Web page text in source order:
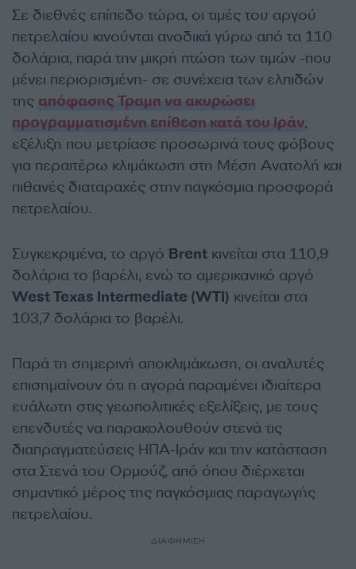
Σε διεθνές επίπεδο τώρα, οι τιμές του αργού
πετρελαίου κινούνται ανοδικά γύρω από τα 110
δολάρια, παρά την μικρή πτώση των τιμών -που
μένει περιορισμένη- σε συνέχεια των ελπιδών
της απόφασης Τραμπ να ακυρώσει
προγραμματισμένη επίθεση κατά του Ιράν,
εξέλιξη που μετρίασε προσωρινά τους φόβους
για περαιτέρω κλιμάκωση στη Μέση Ανατολή και
πιθανές διαταραχές στην παγκόσμια προσφορά
πετρελαίου.
Συγκεκριμένα, το αργό Brent κινείται στα 110,9
δολάρια το βαρέλι, ενώ το αμερικανικό αργό
West Texas Intermediate (WTI) κινείται στα
103,7 δολάρια το βαρέλι.
Παρά τη σημερινή αποκλιμάκωση, οι αναλυτές
επισημαίνουν ότι η αγορά παραμένει ιδιαίτερα
ευάλωτη στις γεωπολιτικές εξελίξεις, με τους
επενδυτές να παρακολουθούν στενά τις
διαπραγματεύσεις ΗΠΑ-Ιράν και την κατάσταση
στα Στενά του Ορμούζ, από όπου διέρχεται
σημαντικό μέρος της παγκόσμιας παραγωγής
πετρελαίου.
ΔΙΑΦΗΜΙΣΗ